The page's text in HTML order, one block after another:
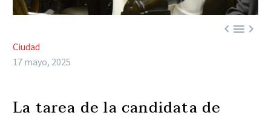

Ciudad
17 mayo, 2025
La tarea de la candidata de